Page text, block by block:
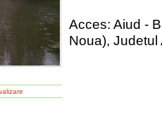
Acces: Aiud -
Noua), Judetul